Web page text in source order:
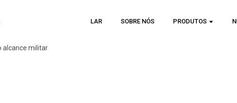
LAR SOBRE NÓS PRODUTOS